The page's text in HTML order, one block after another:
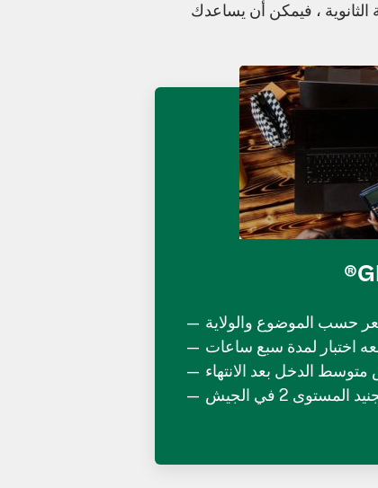
حسب الموضوع والولاية
اختبار لمدة سبع ساعات
الدخل بعد الانتهاء
المستوى 2 في الجيش